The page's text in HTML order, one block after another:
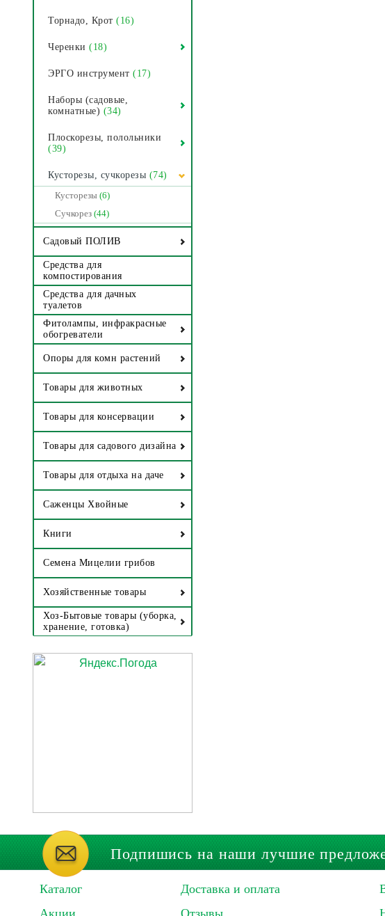
Торнадо, Крот (16)
Черенки (18)
ЭРГО инструмент (17)
Наборы (садовые,
комнатные) (34)
Плоскорезы, полольники
(39)
Кусторезы, сучкорезы (74)
Кусторезы (6)
Сучкорез (44)
Садовый ПОЛИВ
Средства для
компостирования
Средства для дачных
туалетов
Фитолампы, инфракрасные
обогреватели
Опоры для комн растений
Товары для животных
Товары для консервации
Товары для садового дизайна
Товары для отдыха на даче
Саженцы Хвойные
Книги
Семена Мицелии грибов
Хозяйственные товары
Хоз-Бытовые товары (уборка,
хранение, готовка)
Подпишись на наши лучшие
Каталог
Акции
Доставка и оплата
Отзывы